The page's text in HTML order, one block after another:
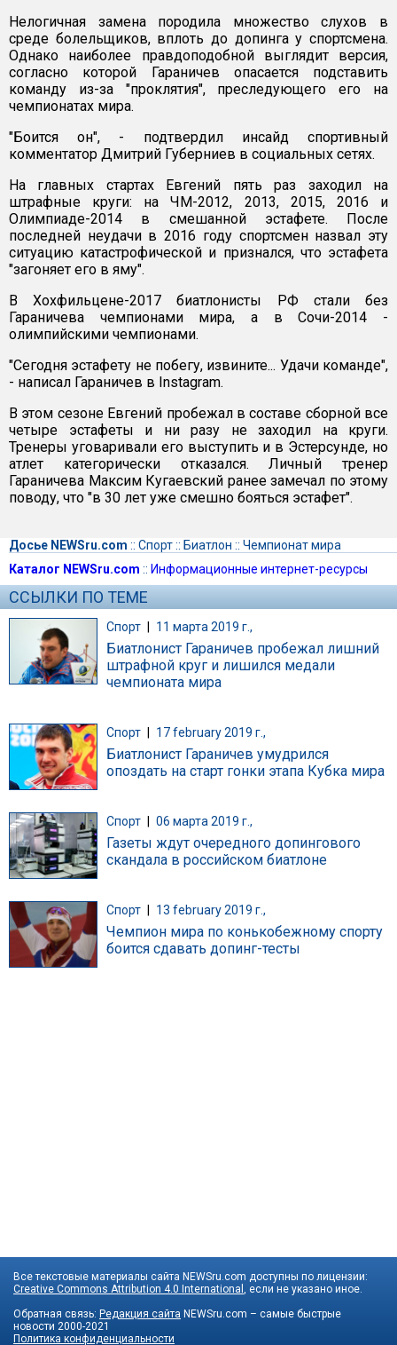
Нелогичная замена породила множество слухов в
среде болельщиков, вплоть до допинга у спортсмена.
Однако наиболее правдоподобной выглядит версия,
согласно которой Гараничев опасается подставить
команду из-за "проклятия", преследующего его на
чемпионатах мира.
"Боится он", - подтвердил инсайд спортивный
комментатор Дмитрий Губерниев в социальных сетях.
На главных стартах Евгений пять раз заходил на
штрафные круги: на ЧМ-2012, 2013, 2015, 2016 и
Олимпиаде-2014 в смешанной эстафете. После
последней неудачи в 2016 году спортсмен назвал эту
ситуацию катастрофической и признался, что эстафета
"загоняет его в яму".
В Хохфильцене-2017 биатлонисты РФ стали без
Гараничева чемпионами мира, а в Сочи-2014 -
олимпийскими чемпионами.
"Сегодня эстафету не побегу, извините... Удачи команде",
- написал Гараничев в Instagram.
В этом сезоне Евгений пробежал в составе сборной все
четыре эстафеты и ни разу не заходил на круги.
Тренеры уговаривали его выступить и в Эстерсунде, но
атлет категорически отказался. Личный тренер
Гараничева Максим Кугаевский ранее замечал по этому
поводу, что "в 30 лет уже смешно бояться эстафет".
Досье NEWSru.com :: Спорт:: Биатлон :: Чемпионат мира
Каталог NEWSru.com :: Информационные интернет-ресурсы
ССЫЛКИ ПО ТЕМЕ
Спорт | 11 марта 2019 г.,
Биатлонист Гараничев пробежал лишний
штрафной круг и лишился медали
чемпионата мира
Спорт 17 february 2019 г.,
Биатлонист Гараничев умудрился
опоздать на старт гонки этапа Кубка мира
Спорт 06 марта 2019 г.,
Газеты ждут очередного допингового
скандала в российском биатлоне
Спорт 13 february 2019 г.,
Чемпион мира по конькобежному спорту
боится сдавать допинг-тесты
Все текстовые материалы сайта NEWSru.com доступны по лицензии:
Creative Commons Attribution 4.0 International
, если не указано иное.
Обратная связь: Редакция сайта NEWSru.com – самые быстрые
новости 2000-2021
Политика конфиденциальности